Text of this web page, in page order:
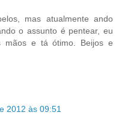
mas atualmente ando
o assunto é pentear, eu
mãos e tá ótimo. Beijos e
2012 às 09:51